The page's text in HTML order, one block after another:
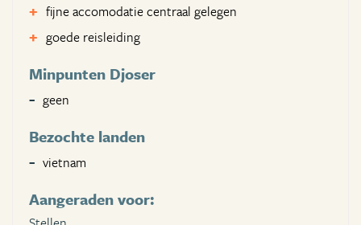
fijne accomodatie centraal gelegen
goede reisleiding
Minpunten Djoser
geen
Bezochte landen
vietnam
Aangeraden voor: